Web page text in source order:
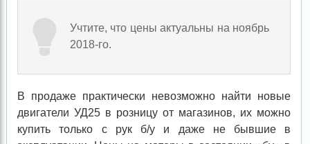
Учтите, что цены актуальны на ноябрь
2018-го.
В продаже практически невозможно найти новые
двигатели УД25 в розницу от магазинов, их можно
купить только с рук б/у и даже не бывшие в